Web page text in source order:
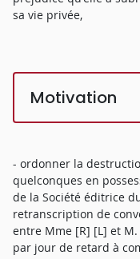
sa vie privée,
Motivation
- ordonner la
quelconques en
de la Société éditrice
retranscription de
entre Mme [R] [L] et
par jour de retard à